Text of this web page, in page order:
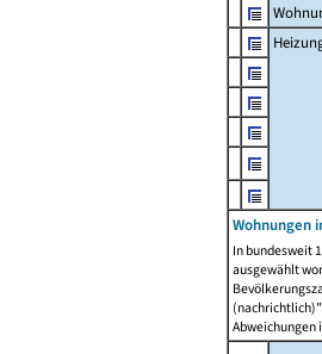
Wohnungen
In bundesweit
ausgewählt
Abweichungen